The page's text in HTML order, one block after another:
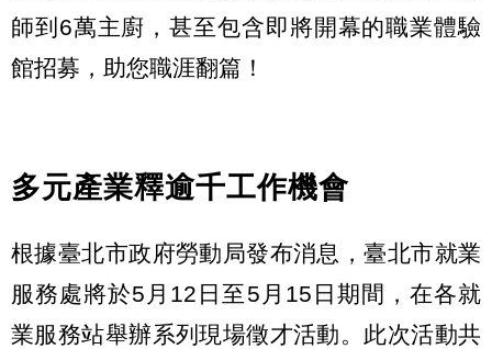
師到6萬主廚，甚至包含即將開幕的職業體驗
館招募，助您職涯翻篇！
多元產業釋逾千工作機會
根據臺北市政府勞動局發布消息，臺北市就業
服務處將於5月12日至5月15日期間，在各就
業服務站舉辦系列現場徵才活動。此次活動共